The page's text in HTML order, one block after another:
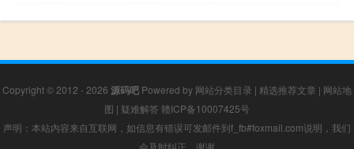
Copyright © 2012 - 2026 源码吧 Powered by 网站分类目录 | 精选推荐文章 | 网站地
图 | 疑难解答 赣ICP备10007425号
声明：本站内容来自互联网，如信息有错误可发邮件到f_fb#foxmail.com说明，我们